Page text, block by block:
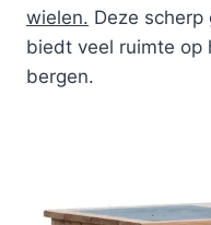
wielen. Deze
biedt veel ruimte op
bergen.